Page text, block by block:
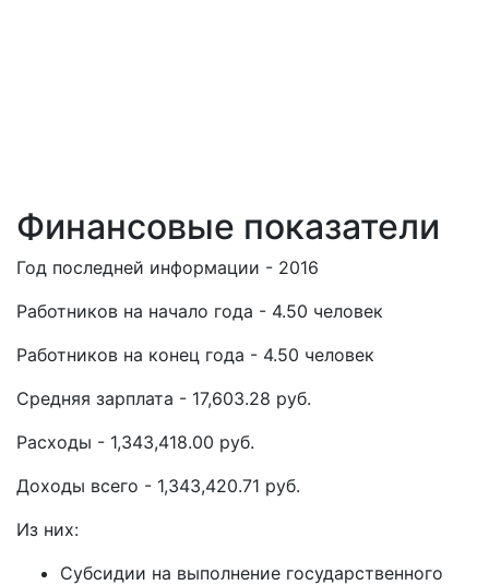
Финансовые показатели
Год последней информации - 2016
Работников на начало года - 4.50 человек
Работников на конец года - 4.50 человек
Средняя зарплата - 17,603.28 руб.
Расходы - 1,343,418.00 руб.
Доходы всего - 1,343,420.71 руб.
Из них:
Субсидии на выполнение государственного